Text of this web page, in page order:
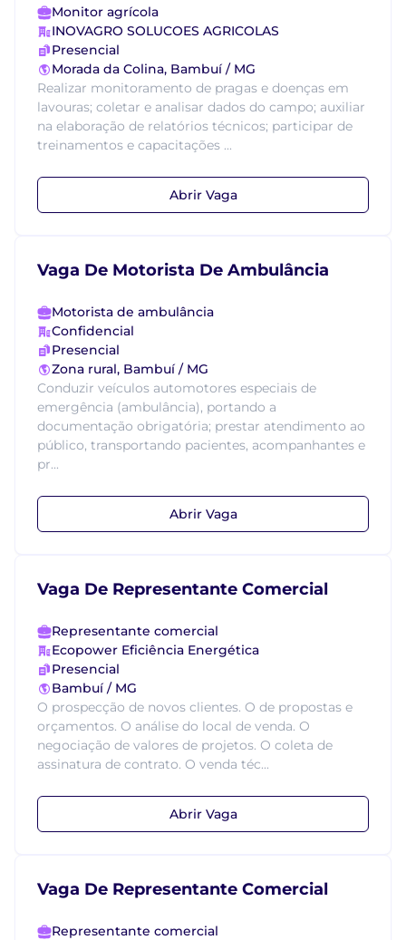
Monitor agrícola
INOVAGRO SOLUCOES AGRICOLAS
Presencial
Morada da Colina, Bambuí / MG
Realizar monitoramento de pragas e doenças em
lavouras; coletar e analisar dados do campo; auxiliar
na elaboração de relatórios técnicos; participar de
treinamentos e capacitações ...
Abrir Vaga
Vaga De Motorista De Ambulância
Motorista de ambulância
Confidencial
Presencial
Zona rural, Bambuí / MG
Conduzir veículos automotores especiais de
emergência (ambulância), portando a
documentação obrigatória; prestar atendimento ao
público, transportando pacientes, acompanhantes e
pr...
Abrir Vaga
Vaga De Representante Comercial
Representante comercial
Ecopower Eficiência Energética
Presencial
Bambuí / MG
O prospecção de novos clientes. O de propostas e
orçamentos. O análise do local de venda. O
negociação de valores de projetos. O coleta de
assinatura de contrato. O venda téc...
Abrir Vaga
Vaga De Representante Comercial
Representante comercial